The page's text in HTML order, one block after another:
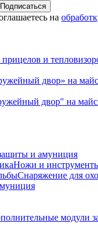
на
и
двор» на
двор" на
и амуниция
Ножи и
Снаряжение для
модули